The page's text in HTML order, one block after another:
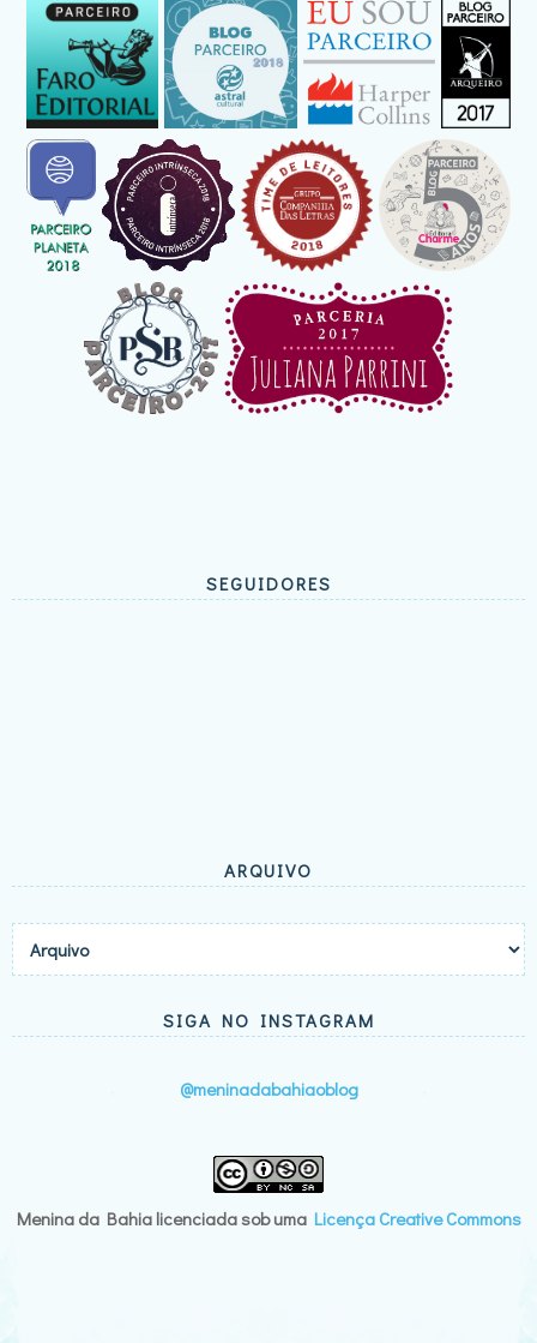
SEGUIDORES
ARQUIVO
SIGA NO INSTAGRAM
@meninadabahiaoblog
Menina da Bahialicenciada sob uma Licença Creative Commons